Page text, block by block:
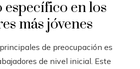
en los
más jóvenes
de preocupación es
de nivel inicial. Este